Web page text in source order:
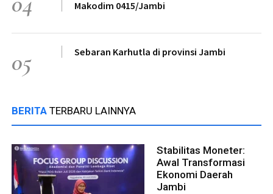
Makodim 0415/Jambi
05 Sebaran Karhutla di provinsi Jambi
BERITA TERBARU LAINNYA
Stabilitas Moneter:
Awal Transformasi
Ekonomi Daerah
Jambi